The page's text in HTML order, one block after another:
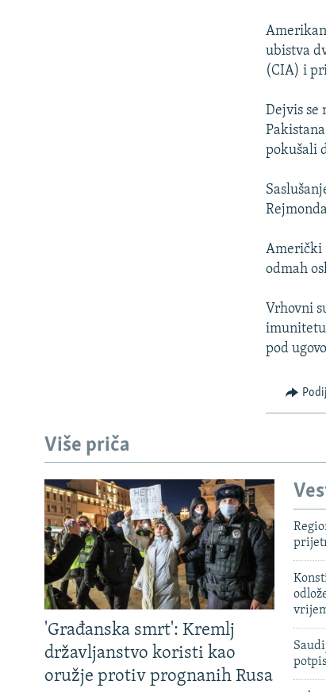
ubistva
(CIA) i
Dejvis se
pokušali
Američki
odmah
Vrhovni
imunitetu
pod
Više priča
'Građanska smrt': Kremlj
državljanstvo koristi kao
oružje protiv prognanih Rusa